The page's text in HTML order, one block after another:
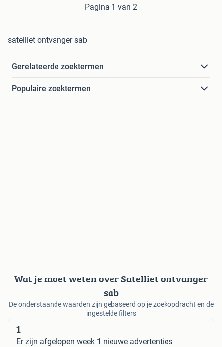
Pagina 1 van 2
satelliet ontvanger sab
Gerelateerde zoektermen
Populaire zoektermen
Wat je moet weten over Satelliet ontvanger
sab
De onderstaande waarden zijn gebaseerd op je zoekopdracht en de
ingestelde filters
1
Er zijn afgelopen week 1 nieuwe advertenties